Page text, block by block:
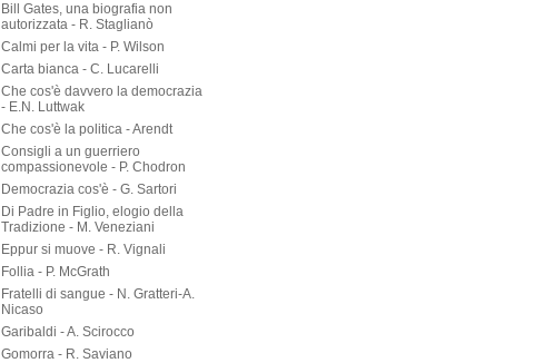
Bill Gates, una biografia non
autorizzata - R. Staglianò
Calmi per la vita - P. Wilson
Carta bianca - C. Lucarelli
Che cos'è davvero la democrazia
- E.N. Luttwak
Che cos'è la politica - Arendt
Consigli a un guerriero
compassionevole - P. Chodron
Democrazia cos'è - G. Sartori
Di Padre in Figlio, elogio della
Tradizione - M. Veneziani
Eppur si muove - R. Vignali
Follia - P. McGrath
Fratelli di sangue - N. Gratteri-A.
Nicaso
Garibaldi - A. Scirocco
Gomorra - R. Saviano